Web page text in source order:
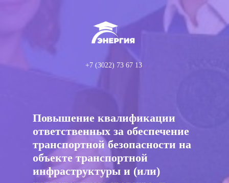
Повышение квалификации
ответственных за обеспечение
транспортной безопасности на
объекте транспортной
инфраструктуры и (или)
+7 (3022) 73 67 13